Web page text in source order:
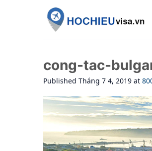
cong-tac-
Published Tháng 7 4, 2019 at